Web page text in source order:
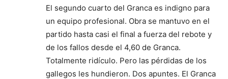
El segundo cuarto del Granca es indigno para
un equipo profesional. Obra se mantuvo en el
partido hasta casi el final a fuerza del rebote y
de los fallos desde el 4,60 de Granca.
Totalmente ridículo. Pero las pérdidas de los
gallegos les hundieron. Dos apuntes. El Granca